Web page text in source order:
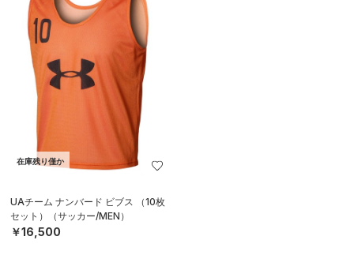
在庫残り僅か
UAチーム ナンバード ビブス （10枚
セット）（サッカー/MEN）
￥16,500